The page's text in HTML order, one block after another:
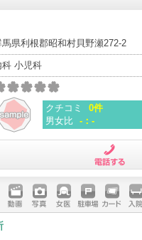
馬県利根郡昭和村貝野瀬272-2
科 小児科
クチコミ
0件
男女比 -：-
動画 写真 女医 駐車場
クレジッ
入院